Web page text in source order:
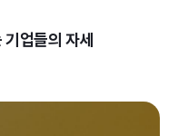
업들의 자세